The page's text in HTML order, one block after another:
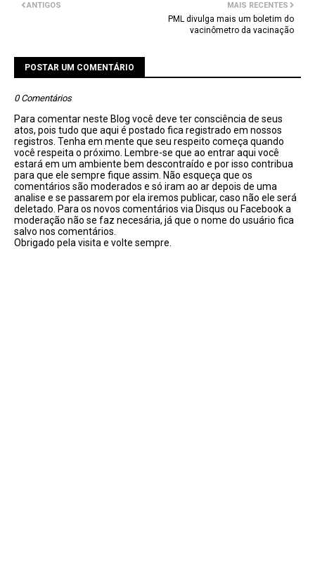
MAIS RECENTES
PML divulga mais um boletim do
vacinômetro da vacinação
ANTIGOS
POSTAR UM COMENTÁRIO
0 Comentários
Para comentar neste Blog você deve ter consciência de seus
atos, pois tudo que aqui é postado fica registrado em nossos
registros. Tenha em mente que seu respeito começa quando
você respeita o próximo. Lembre-se que ao entrar aqui você
estará em um ambiente bem descontraído e por isso contribua
para que ele sempre fique assim. Não esqueça que os
comentários são moderados e só iram ao ar depois de uma
analise e se passarem por ela iremos publicar, caso não ele será
deletado. Para os novos comentários via Disqus ou Facebook a
moderação não se faz necesária, já que o nome do usuário fica
salvo nos comentários.
Obrigado pela visita e volte sempre.